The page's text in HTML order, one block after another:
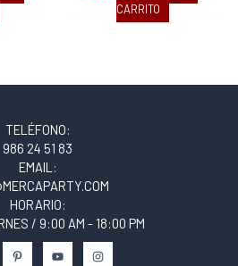
CARRITO
TELÉFONO:
986 24 51 83
EMAIL:
HORARIO:
/ 9:00 AM - 18:00 PM